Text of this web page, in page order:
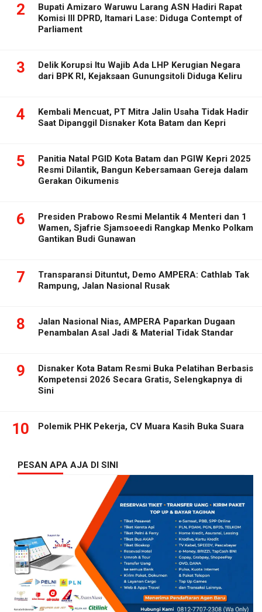
2
Bupati Amizaro Waruwu Larang ASN Hadiri Rapat
Komisi III DPRD, Itamari Lase: Diduga Contempt of
Parliament
3
Delik Korupsi Itu Wajib Ada LHP Kerugian Negara
dari BPK RI, Kejaksaan Gunungsitoli Diduga Keliru
4
Kembali Mencuat, PT Mitra Jalin Usaha Tidak Hadir
Saat Dipanggil Disnaker Kota Batam dan Kepri
5
Panitia Natal PGID Kota Batam dan PGIW Kepri 2025
Resmi Dilantik, Bangun Kebersamaan Gereja dalam
Gerakan Oikumenis
6
Presiden Prabowo Resmi Melantik 4 Menteri dan 1
Wamen, Sjafrie Sjamsoeedi Rangkap Menko Polkam
Gantikan Budi Gunawan
7
Transparansi Dituntut, Demo AMPERA: Cathlab Tak
Rampung, Jalan Nasional Rusak
8
Jalan Nasional Nias, AMPERA Paparkan Dugaan
Penambalan Asal Jadi & Material Tidak Standar
9
Disnaker Kota Batam Resmi Buka Pelatihan Berbasis
Kompetensi 2026 Secara Gratis, Selengkapnya di
Sini
10 Polemik PHK Pekerja, CV Muara Kasih Buka Suara
PESAN APA AJA DI SINI